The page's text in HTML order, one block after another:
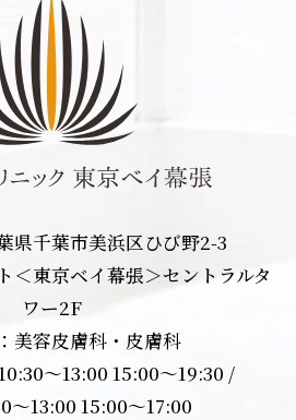
県千葉市美浜区ひび野2-3
＜東京ベイ幕張＞セントラルタ
ワー2F
美容皮膚科・皮膚科
〜13:00 15:00〜19:30 /
〜13:00 15:00〜17:00